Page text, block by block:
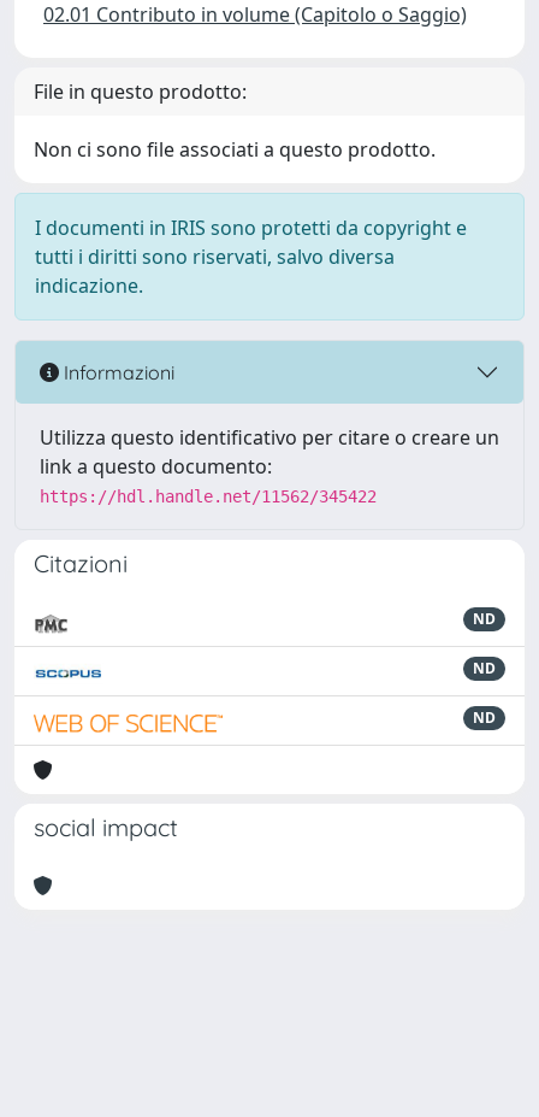
02.01 Contributo in volume (Capitolo o Saggio)
File in questo prodotto:
Non ci sono file associati a questo prodotto.
I documenti in IRIS sono protetti da copyright e
tutti i diritti sono riservati, salvo diversa
indicazione.
Informazioni
Utilizza questo identificativo per citare o creare un
link a questo documento:
https://hdl.handle.net/11562/345422
Citazioni
ND
ND
ND
social impact